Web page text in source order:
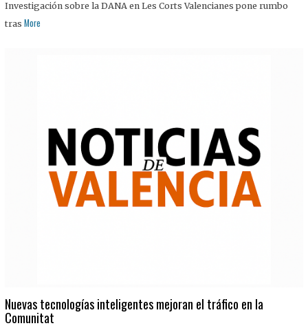
Investigación sobre la DANA en Les Corts Valencianes pone rumbo
tras More
Nuevas tecnologías inteligentes mejoran el tráfico en la
Comunitat